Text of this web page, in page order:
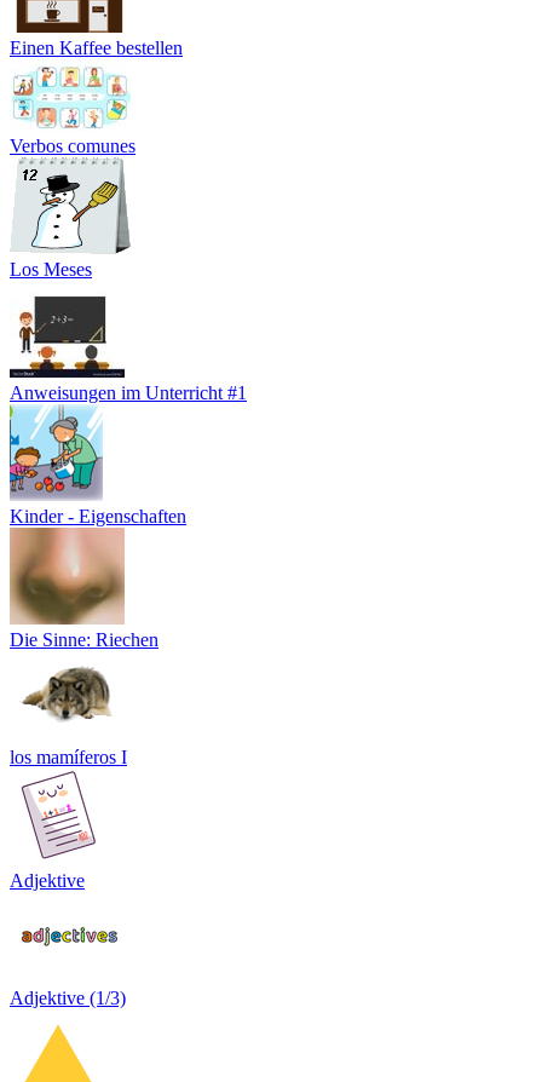
Einen Kaffee bestellen
Verbos comunes
Los Meses
Anweisungen im Unterricht #1
Kinder - Eigenschaften
Die Sinne: Riechen
los mamíferos I
Adjektive
Adjektive (1/3)